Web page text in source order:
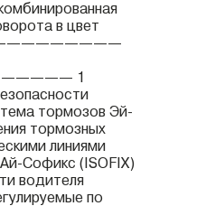
в цвет
1
тормозов Эй-
тормозных
линиями
Софикс (ISOFIX)
водителя
по